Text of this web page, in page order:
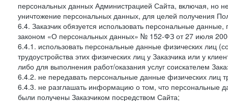
персональных данных Администрацией Сайта, включая, но
уничтожение персональных данных, для целей получения
6.4. Заказчик обязуется использовать персональные
законом «О персональных данных» № 152-ФЗ от 27 июля
6.4.1. использовать персональные данные физических лиц
трудоустройства этих физических лиц у Заказчика или у
либо для выполнения работ/оказания услуг соискателем
6.4.2. не передавать персональные данные физических лиц
6.4.3. не разглашать информацию о том, что персональные
были получены Заказчиком посредством Сайта;